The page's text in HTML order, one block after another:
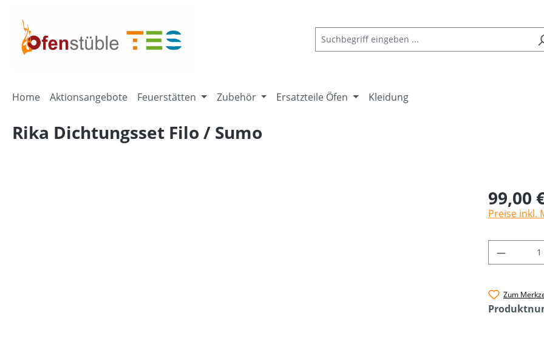
Home Aktionsangebote Feuerstätten Zubehör Ersatzteile Öfen Kleidung
Rika Dichtungsset Filo / Sumo
99,00
Preise inkl.
Zum